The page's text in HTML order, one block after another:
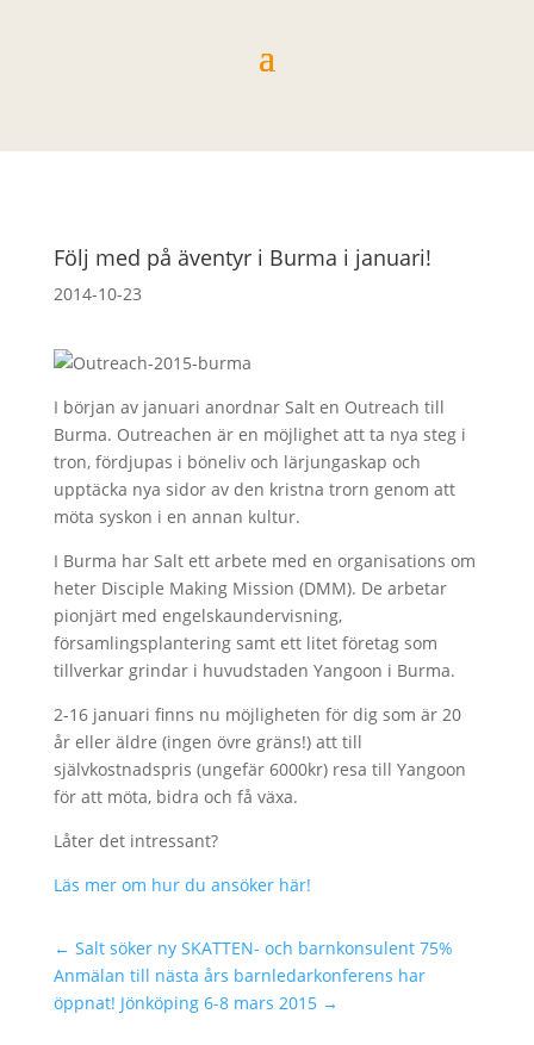
Följ med på äventyr i Burma i januari!
2014-10-23
I början av januari anordnar Salt en Outreach till
Burma. Outreachen är en möjlighet att ta nya steg i
tron, fördjupas i böneliv och lärjungaskap och
upptäcka nya sidor av den kristna trorn genom att
möta syskon i en annan kultur.
I Burma har Salt ett arbete med en organisations om
heter Disciple Making Mission (DMM). De arbetar
pionjärt med engelskaundervisning,
församlingsplantering samt ett litet företag som
tillverkar grindar i huvudstaden Yangoon i Burma.
2-16 januari finns nu möjligheten för dig som är 20
år eller äldre (ingen övre gräns!) att till
självkostnadspris (ungefär 6000kr) resa till Yangoon
för att möta, bidra och få växa.
Låter det intressant?
Läs mer om hur du ansöker här!
← Salt söker ny SKATTEN- och barnkonsulent 75%
Anmälan till nästa års barnledarkonferens har
öppnat! Jönköping 6-8 mars 2015→